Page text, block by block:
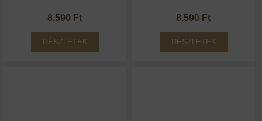
8.590 Ft
RÉSZLETEK
8.590 Ft
RÉSZLETEK